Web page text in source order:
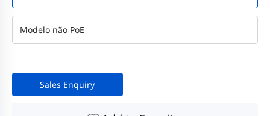
Modelo não PoE
Sales Enquiry